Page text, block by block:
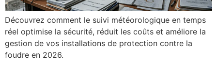
Découvrez comment le suivi météorologique en temps
réel optimise la sécurité, réduit les coûts et améliore la
gestion de vos installations de protection contre la
foudre en 2026.